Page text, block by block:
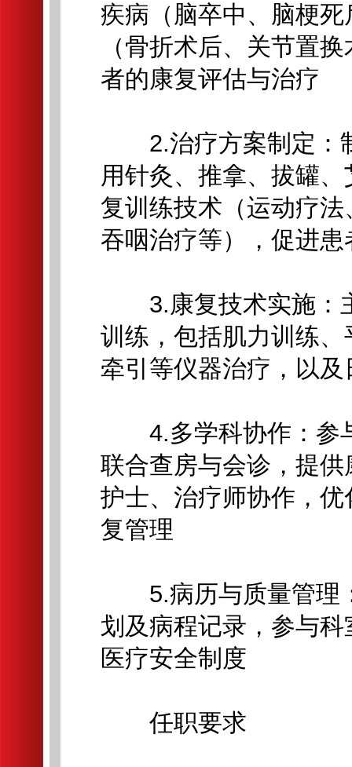
疾病（脑卒中、脑梗
（骨折术后、关节置
者的康复评估与治疗
2.治疗方案制定：
用针灸、推拿、拔罐
复训练技术（运动疗
吞咽治疗等），促进患
3.康复技术实施：
训练，包括肌力训练
牵引等仪器治疗，以
4.多学科协作：参
联合查房与会诊，提
护士、治疗师协作，
复管理
5.病历与质量管理
划及病程记录，参与
医疗安全制度
任职要求